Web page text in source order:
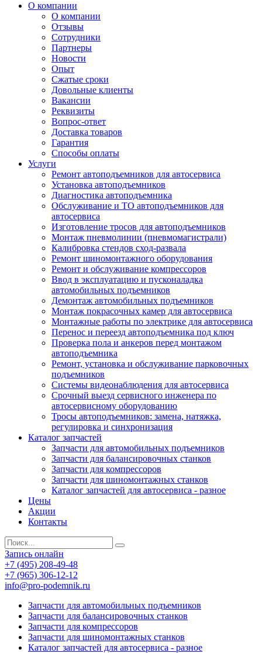
О компании
О компании
Отзывы
Сотрудники
Партнеры
Новости
Опыт
Сжатые сроки
Довольные клиенты
Вакансии
Реквизиты
Вопрос-ответ
Доставка товаров
Гарантия
Способы оплаты
Услуги
Ремонт автоподъемников для автосервиса
Установка автоподъемников
Диагностика автоподъемника
Обслуживание и ТО автоподъемников для
автосервиса
Изготовление тросов для автоподъемников
Монтаж пневмолинии (пневмомагистрали)
Калибровка стендов сход-развала
Ремонт шиномонтажного оборудования
Ремонт и обслуживание компрессоров
Ввод в эксплуатацию и пусконаладка
автомобильных подъемников
Демонтаж автомобильных подъемников
Монтаж покрасочных камер для автосервиса
Монтажные работы по электрике для автосервиса
Перенос и переезд автоподъемника под ключ
Проверка пола и анкеров перед монтажом
автоподъемника
Ремонт, установка и обслуживание парковочных
подъемников
Системы видеонаблюдения для автосервиса
Срочный выезд сервисного инженера по
автосервисному оборудованию
Тросы автоподъемников: замена, натяжка,
регулировка и синхронизация
Каталог запчастей
Запчасти для автомобильных подъемников
Запчасти для балансировочных станков
Запчасти для компрессоров
Запчасти для шиномонтажных станков
Каталог запчастей для автосервиса - разное
Цены
Акции
Контакты
Запись онлайн
+7 (495) 208-49-48
+7 (965) 306-12-12
info@pro-podemnik.ru
Запчасти для автомобильных подъемников
Запчасти для балансировочных станков
Запчасти для компрессоров
Запчасти для шиномонтажных станков
Каталог запчастей для автосервиса - разное